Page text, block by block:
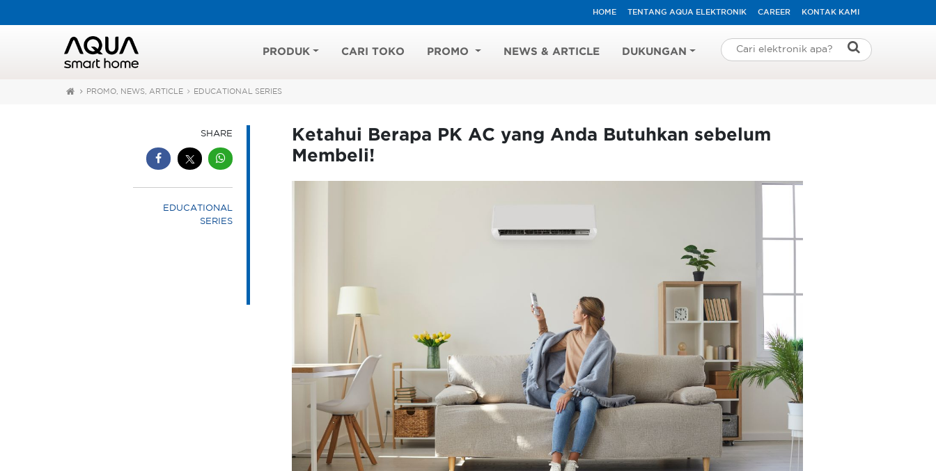
HOME TENTANG AQUA ELEKTRONIK CAREER KONTAK KAMI
PRODUK CARI TOKO PROMO NEWS & ARTICLE DUKUNGAN
PROMO, NEWS, ARTICLE EDUCATIONAL SERIES
SHARE
EDUCATIONAL
SERIES
Ketahui Berapa PK AC yang Anda Butuhkan sebelum
Membeli!